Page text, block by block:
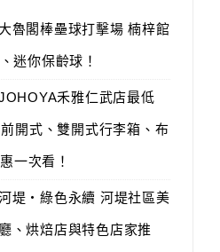
魯閣棒壘球打擊場 楠梓館
迷你保齡球！
禾雅仁武店最低
開式、雙開式行李箱、布
一次看！
堤‧綠色永續 河堤社區美
、烘焙店與特色店家推